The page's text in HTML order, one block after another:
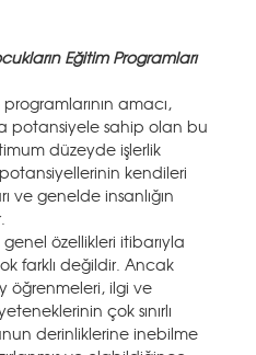
Eğitim Programları
amacı,
potansiyele sahip olan bu
düzeyde işlerlik
kendileri
ve genelde insanlığın
özellikleri itibarıyla
farklı değildir. Ancak
öğrenmeleri, ilgi ve
çok sınırlı
derinliklerine inebilme